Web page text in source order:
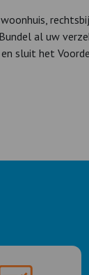
al uw
sluit het